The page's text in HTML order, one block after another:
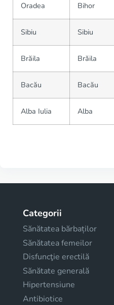
Oradea Bihor
Sibiu Sibiu
Brăila Brăila
Bacău Bacău
Alba Iulia Alba
Categorii
Sănătatea bărbaților
Sănătatea femeilor
Disfuncţie erectilă
Sănătate generală
Hipertensiune
Antibiotice